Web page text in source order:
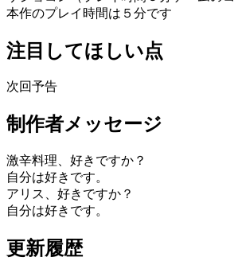
本作のプレイ時間は５分です
注目してほしい点
次回予告
制作者メッセージ
激辛料理、好きですか？
自分は好きです。
アリス、好きですか？
自分は好きです。
更新履歴